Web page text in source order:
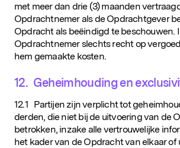
met meer dan drie (3) maanden
Opdrachtnemer als de Opdrachtgever
Opdracht als beëindigd te beschouwen.
Opdrachtnemer slechts recht op
hem gemaakte kosten.
12. Geheimhouding en
12.1 Partijen zijn verplicht tot
derden, die niet bij de uitvoering van de
betrokken, inzake alle vertrouwelijke
het kader van de Opdracht van elkaar of